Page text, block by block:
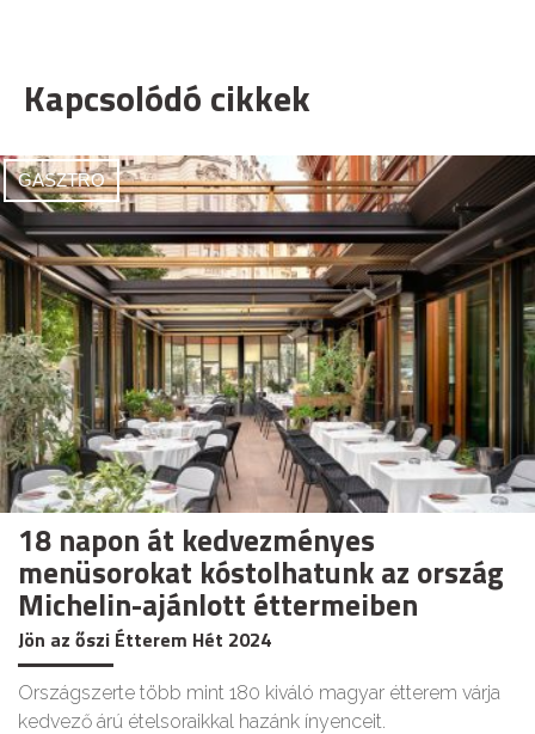
Kapcsolódó cikkek
GASZTRO
18 napon át kedvezményes
menüsorokat kóstolhatunk az ország
Michelin-ajánlott éttermeiben
Jön az őszi Étterem Hét 2024
Országszerte több mint 180 kiváló magyar étterem várja
kedvező árú ételsoraikkal hazánk ínyenceit.